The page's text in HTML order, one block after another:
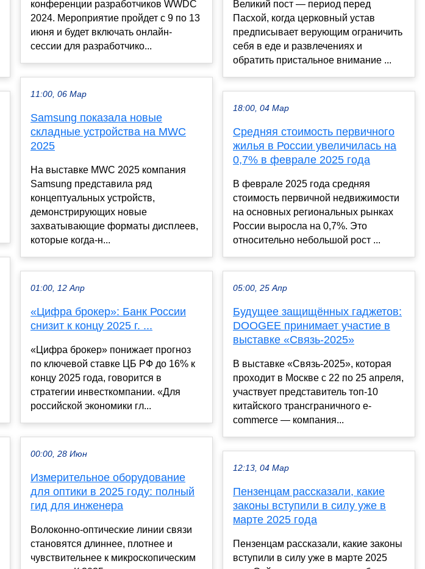
конференции разработчиков WWDC
2024. Мероприятие пройдет с 9 по 13
июня и будет включать онлайн-
сессии для разработчико...
11:00, 06 Мар
Samsung показала новые
складные устройства на MWC
2025
На выставке MWC 2025 компания
Samsung представила ряд
концептуальных устройств,
демонстрирующих новые
захватывающие форматы дисплеев,
которые когда-н...
01:00, 12 Апр
«Цифра брокер»: Банк России
снизит к концу 2025 г. ...
«Цифра брокер» понижает прогноз
по ключевой ставке ЦБ РФ до 16% к
концу 2025 года, говорится в
стратегии инвесткомпании. «Для
российской экономики гл...
00:00, 28 Июн
Измерительное оборудование
для оптики в 2025 году: полный
гид для инженера
Волоконно-оптические линии связи
становятся длиннее, плотнее и
чувствительнее к микроскопическим
Великий пост — период перед
Пасхой, когда церковный устав
предписывает верующим ограничить
себя в еде и развлечениях и
обратить пристальное внимание ...
18:00, 04 Мар
Средняя стоимость первичного
жилья в России увеличилась на
0,7% в феврале 2025 года
В феврале 2025 года средняя
стоимость первичной недвижимости
на основных региональных рынках
России выросла на 0,7%. Это
относительно небольшой рост ...
05:00, 25 Апр
Будущее защищённых гаджетов:
DOOGEE принимает участие в
выставке «Связь-2025»
В выставке «Связь-2025», которая
проходит в Москве с 22 по 25 апреля,
участвует представитель топ-10
китайского трансграничного e-
commerce — компания...
12:13, 04 Мар
Пензенцам рассказали, какие
законы вступили в силу уже в
марте 2025 года
Пензенцам рассказали, какие законы
вступили в силу уже в марте 2025